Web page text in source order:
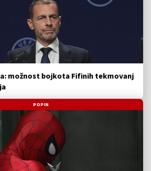
možnost bojkota Fifinih tekmovanj
POPIN